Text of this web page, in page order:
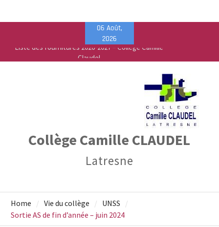
content
06 Août,
2026
Vente de fournitures scolaires – PEEP & Bureau
Vallée
Liste des fournitures 2026-2027 – Collège Camille
Collège Camille CLAUDEL
Latresne
Home Vie du collège
UNSS
Sortie AS de fin d’année – juin 2024